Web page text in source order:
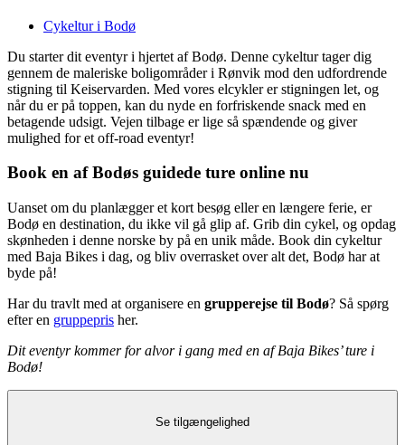
Cykeltur i Bodø
Du starter dit eventyr i hjertet af Bodø. Denne cykeltur tager dig
gennem de maleriske boligområder i Rønvik mod den udfordrende
stigning til Keiservarden. Med vores elcykler er stigningen let, og
når du er på toppen, kan du nyde en forfriskende snack med en
betagende udsigt. Vejen tilbage er lige så spændende og giver
mulighed for et off-road eventyr!
Book en af Bodøs guidede ture online nu
Uanset om du planlægger et kort besøg eller en længere ferie, er
Bodø en destination, du ikke vil gå glip af. Grib din cykel, og opdag
skønheden i denne norske by på en unik måde. Book din cykeltur
med Baja Bikes i dag, og bliv overrasket over alt det, Bodø har at
byde på!
Har du travlt med at organisere en grupperejse til Bodø? Så spørg
efter en gruppepris her.
Dit eventyr kommer for alvor i gang med en af Baja Bikes’ ture i
Bodø!
Se tilgængelighed